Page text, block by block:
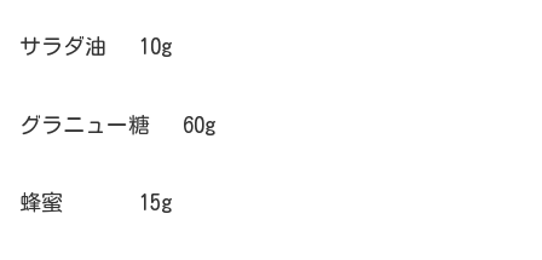
サラダ油 10g
グラニュー糖 60g
蜂蜜 15g